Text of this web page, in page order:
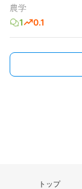
農学
1
0.1
トップ